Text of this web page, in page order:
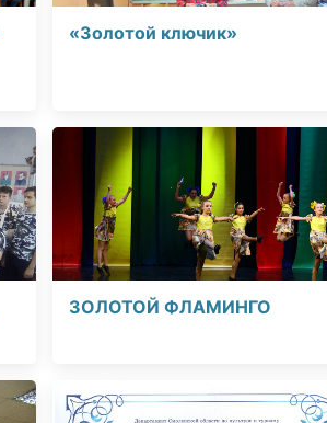
«Золотой ключик»
ЗОЛОТОЙ ФЛАМИНГО